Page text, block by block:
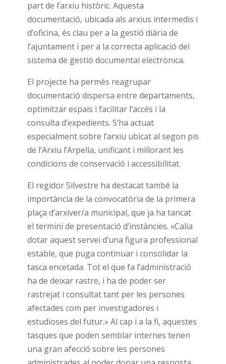
part de l’arxiu històric. Aquesta
documentació, ubicada als arxius intermedis i
d’oficina, és clau per a la gestió diària de
l’ajuntament i per a la correcta aplicació del
sistema de gestió documental electrònica.
El projecte ha permès reagrupar
documentació dispersa entre departaments,
optimitzar espais i facilitar l’accés i la
consulta d’expedients. S’ha actuat
especialment sobre l’arxiu ubicat al segon pis
de l’Arxiu l’Arpella, unificant i millorant les
condicions de conservació i accessibilitat.
El regidor Silvestre ha destacat també la
importància de la convocatòria de la primera
plaça d’arxiver/a municipal, que ja ha tancat
el termini de presentació d’instàncies. «Calia
dotar aquest servei d’una figura professional
estable, que puga continuar i consolidar la
tasca encetada. Tot el que fa l’administració
ha de deixar rastre, i ha de poder ser
rastrejat i consultat tant per les persones
afectades com per investigadores i
estudioses del futur.» Al cap i a la fi, aquestes
tasques que poden semblar internes tenen
una gran afecció sobre les persones